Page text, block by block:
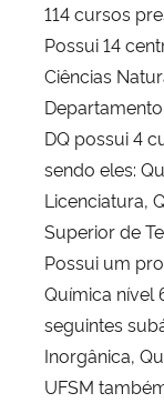
114 cursos
Possui 14
Ciências
DQ possui 4
sendo eles:
Licenciatura,
Superior de
Possui um
Química nível
seguintes
Inorgânica,
UFSM